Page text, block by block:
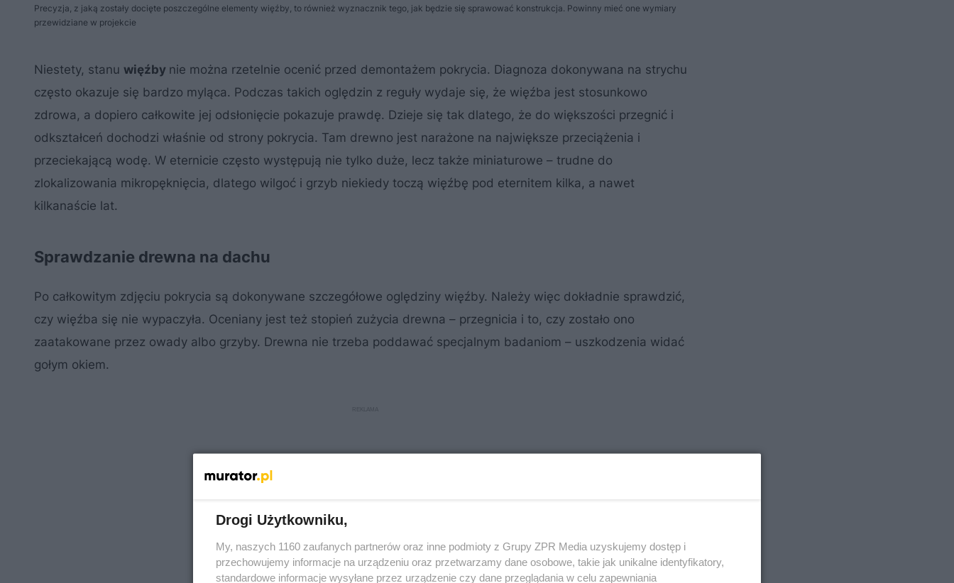
Precyzja, z jaką zostały docięte poszczególne elementy więźby, to również wyznacznik tego, jak będzie się sprawować konstrukcja. Powinny mieć one wymiary
przewidziane w projekcie
Niestety, stanu więźby nie można rzetelnie ocenić przed demontażem pokrycia. Diagnoza dokonywana na strychu
często okazuje się bardzo myląca. Podczas takich oględzin z reguły wydaje się, że więźba jest stosunkowo
zdrowa, a dopiero całkowite jej odsłonięcie pokazuje prawdę. Dzieje się tak dlatego, że do większości przegnić i
odkształceń dochodzi właśnie od strony pokrycia. Tam drewno jest narażone na największe przeciążenia i
przeciekającą wodę. W eternicie często występują nie tylko duże, lecz także miniaturowe – trudne do
zlokalizowania mikropęknięcia, dlatego wilgoć i grzyb niekiedy toczą więźbę pod eternitem kilka, a nawet
kilkanaście lat.
Sprawdzanie drewna na dachu
Po całkowitym zdjęciu pokrycia są dokonywane szczegółowe oględziny więźby. Należy więc dokładnie sprawdzić,
czy więźba się nie wypaczyła. Oceniany jest też stopień zużycia drewna – przegnicia i to, czy zostało ono
zaatakowane przez owady albo grzyby. Drewna nie trzeba poddawać specjalnym badaniom – uszkodzenia widać
gołym okiem.
Drogi Użytkowniku,
My, naszych 1160 zaufanych partnerów oraz inne podmioty z Grupy ZPR Media uzyskujemy dostęp i
przechowujemy informacje na urządzeniu oraz przetwarzamy dane osobowe, takie jak unikalne identyfikatory,
standardowe informacje wysyłane przez urządzenie czy dane przeglądania w celu zapewniania